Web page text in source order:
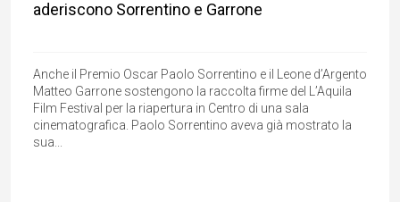
aderiscono Sorrentino e Garrone
Anche il Premio Oscar Paolo Sorrentino e il Leone d’Argento
Matteo Garrone sostengono la raccolta firme del L’Aquila
Film Festival per la riapertura in Centro di una sala
cinematografica. Paolo Sorrentino aveva già mostrato la
sua...